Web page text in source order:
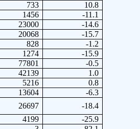
733
10.8
1456
-11.1
23000
-14.6
20068
-15.7
828
-1.2
1274
-15.9
77801
-0.5
42139
1.0
5216
0.8
13604
-6.3
26697
-18.4
4199
-25.9